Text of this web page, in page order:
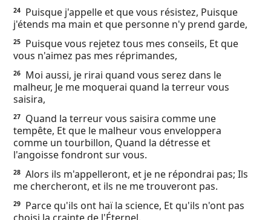
24
Puisque j'appelle et que vous résistez, Puisque
j'étends ma main et que personne n'y prend garde,
25
Puisque vous rejetez tous mes conseils, Et que
vous n'aimez pas mes réprimandes,
26
Moi aussi, je rirai quand vous serez dans le
malheur, Je me moquerai quand la terreur vous
saisira,
27
Quand la terreur vous saisira comme une
tempête, Et que le malheur vous enveloppera
comme un tourbillon, Quand la détresse et
l'angoisse fondront sur vous.
28 Alors ils m'appelleront, et je ne répondrai pas; Ils
me chercheront, et ils ne me trouveront pas.
29
Parce qu'ils ont haï la science, Et qu'ils n'ont pas